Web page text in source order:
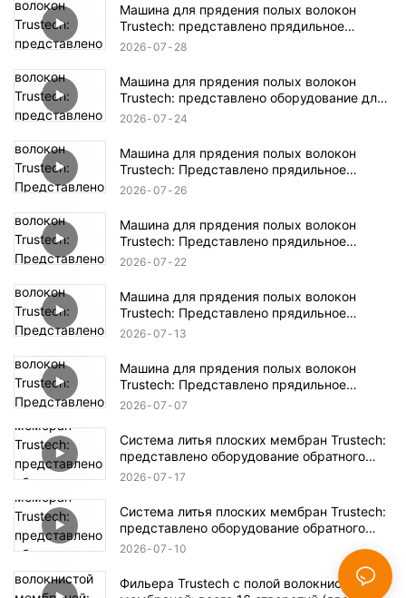
Машина для прядения полых волокон
Trustech: представлено прядильное
оборудование TIPS (17)
2026 07 28
Машина для прядения полых волокон
Trustech: представлено оборудование для
прядения TIPS (16)
2026 07 24
Машина для прядения полых волокон
Trustech: Представлено прядильное
оборудование NIPS (18)
2026 07 26
Машина для прядения полых волокон
Trustech: Представлено прядильное
оборудование NIPS (17)
2026 07 22
Машина для прядения полых волокон
Trustech: Представлено прядильное
оборудование NIPS (16)
2026 07 13
Машина для прядения полых волокон
Trustech: Представлено прядильное
оборудование NIPS (15)
2026 07 07
Система литья плоских мембран Trustech:
представлено оборудование обратного
осмоса (XIV)
2026 07 17
Система литья плоских мембран Trustech:
представлено оборудование обратного
осмоса (XIII)
2026 07 10
Фильера Trustech с полой волокнистой